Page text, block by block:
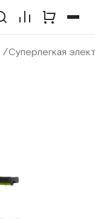
Суперлегкая